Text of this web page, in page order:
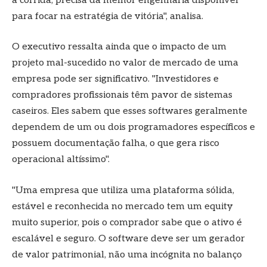
para focar na estratégia de vitória", analisa.
O executivo ressalta ainda que o impacto de um
projeto mal-sucedido no valor de mercado de uma
empresa pode ser significativo. "Investidores e
compradores profissionais têm pavor de sistemas
caseiros. Eles sabem que esses softwares geralmente
dependem de um ou dois programadores específicos e
possuem documentação falha, o que gera risco
operacional altíssimo".
"Uma empresa que utiliza uma plataforma sólida,
estável e reconhecida no mercado tem um equity
muito superior, pois o comprador sabe que o ativo é
escalável e seguro. O software deve ser um gerador
de valor patrimonial, não uma incógnita no balanço